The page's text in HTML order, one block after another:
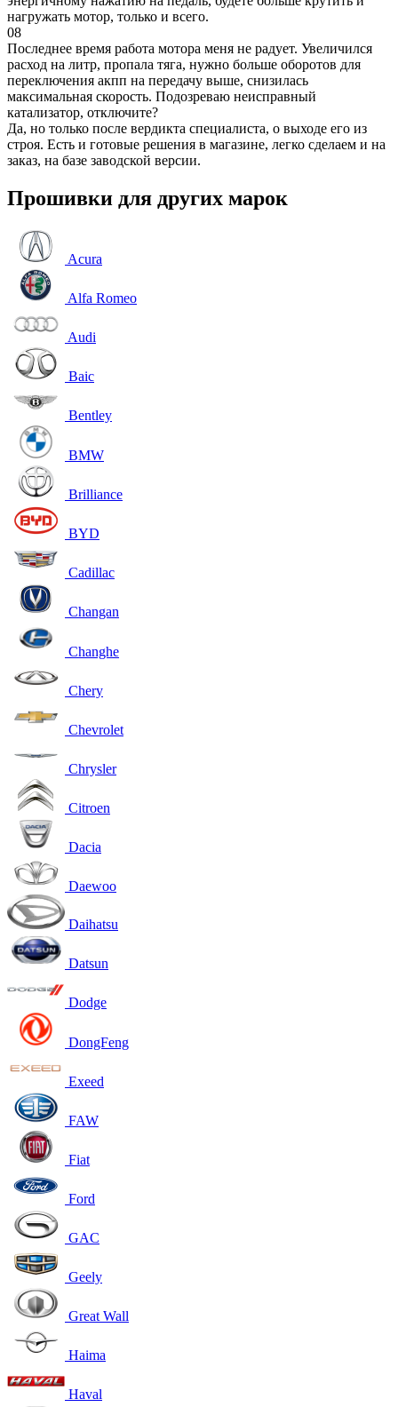
нагружать мотор, только и всего.
08
Последнее время работа мотора меня не радует. Увеличился
расход на литр, пропала тяга, нужно больше оборотов для
переключения акпп на передачу выше, снизилась
максимальная скорость. Подозреваю неисправный
катализатор, отключите?
Да, но только после вердикта специалиста, о выходе его из
строя. Есть и готовые решения в магазине, легко сделаем и на
заказ, на базе заводской версии.
Прошивки для других марок
Acura
Alfa Romeo
Audi
Baic
Bentley
BMW
Brilliance
BYD
Cadillac
Changan
Changhe
Chery
Chevrolet
Chrysler
Citroen
Dacia
Daewoo
Daihatsu
Datsun
Dodge
DongFeng
Exeed
FAW
Fiat
Ford
GAC
Geely
Great Wall
Haima
Haval